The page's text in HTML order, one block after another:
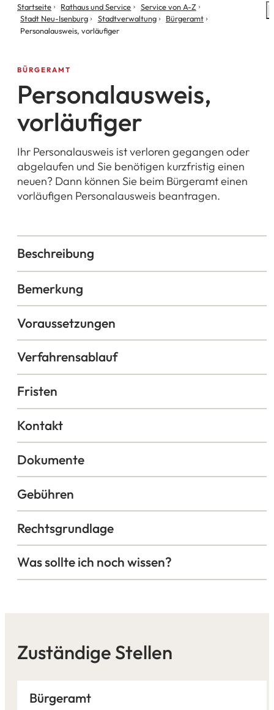
Sie
befinden
sich
Startseite Rathaus und Service
Service von A-Z
Stadt Neu-Isenburg
Stadtverwaltung
Bürgeramt
Personalausweis, vorläufiger
BÜRGERAMT
Personalausweis,
vorläufiger
Ihr Personalausweis ist verloren gegangen oder
abgelaufen und Sie benötigen kurzfristig einen
neuen? Dann können Sie beim Bürgeramt einen
vorläufigen Personalausweis beantragen.
Beschreibung
Bemerkung
Voraussetzungen
Verfahrensablauf
Fristen
Kontakt
Dokumente
Gebühren
Rechtsgrundlage
Was sollte ich noch wissen?
Zuständige Stellen
Bürgeramt